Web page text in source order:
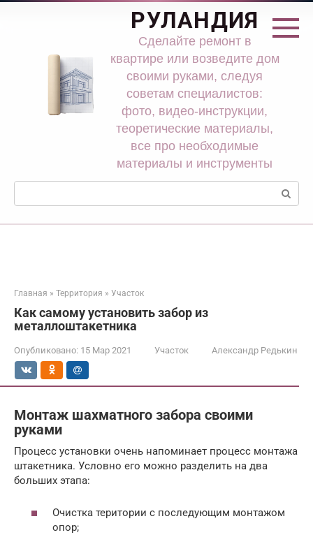
Перейти
РУЛАНДИЯ
Сделайте ремонт в
квартире или возведите дом
своими руками, следуя
советам специалистов:
фото, видео-инструкции,
теоретические материалы,
все про необходимые
материалы и инструменты
Поиск:
Главная » Территория » Участок
Как самому установить забор из
металлоштакетника
Опубликовано: 15 Мар 2021 Участок Александр Редькин
Монтаж шахматного забора своими
руками
Процесс установки очень напоминает процесс монтажа
штакетника. Условно его можно разделить на два
больших этапа:
Очистка територии с последующим монтажом
опор;